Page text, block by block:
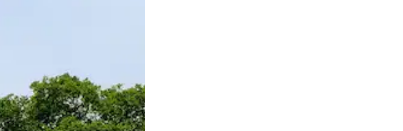
結果を確認することができます。